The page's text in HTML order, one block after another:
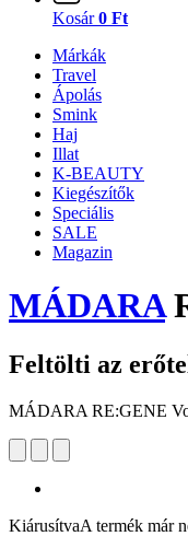
Kosár 0 Ft
Márkák
Travel
Ápolás
Smink
Haj
Illat
K-BEAUTY
Kiegészítők
Speciális
SALE
Magazin
MÁDARA
Feltölti az
MÁDARA RE:GENE
KiárusítvaA termék már